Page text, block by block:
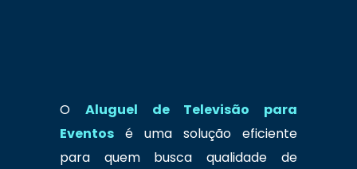
O Aluguel de Televisão para
Eventosé uma solução eficiente
para quem busca qualidade de